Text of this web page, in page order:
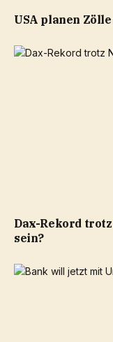
USA planen
Dax-Rekord
sein?